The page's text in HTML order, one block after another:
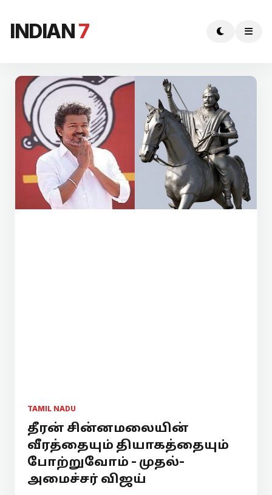
INDIAN7
TAMIL NADU
தீரன் சின்னமலையின்
வீரத்தையும் தியாகத்தையும்
போற்றுவோம் - முதல்-
அமைச்சர் விஜய்